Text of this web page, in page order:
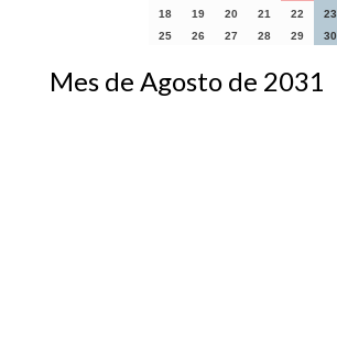
18
19 20 21 22 23
25
26 27 28 29 30
Mes de Agosto de 2031